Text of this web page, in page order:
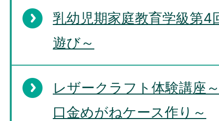
乳幼児期家庭教育学級第4
遊び～
レザークラフト体験講座
口金めがねケース作り～